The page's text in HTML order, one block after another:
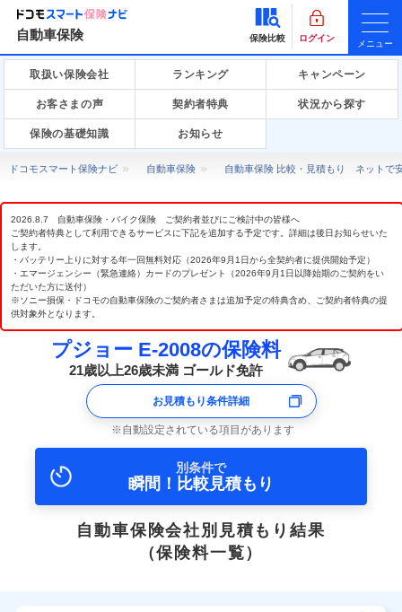
自動車保険 保険比較 ログイン
メニュー
取扱い保険会社 ランキング キャンペーン
お客さまの声 契約者特典 状況から探す
保険の基礎知識 お知らせ
ドコモスマート保険ナビ 自動車保険 自動車保険 比較・見積もり ネットで
2026.8.7 自動車保険・バイク保険 ご契約者並びにご検討中の皆様へ
ご契約者特典として利用できるサービスに下記を追加する予定です。詳細は後日お知らせいた
します。
・バッテリー上りに対する年一回無料対応（2026年9月1日から全契約者に提供開始予定）
・エマージェンシー（緊急連絡）カードのプレゼント（2026年9月1日以降始期のご契約をい
ただいた方に送付）
※ソニー損保・ドコモの自動車保険のご契約者さまは追加予定の特典含め、ご契約者特典の提
供対象外となります。
プジョー E-2008の保険料
21歳以上26歳未満 ゴールド免許
お見積もり条件詳細
自動設定されている項目があります
別条件で
瞬間！比較見積もり
自動車保険会社別見積もり結果
（保険料一覧）